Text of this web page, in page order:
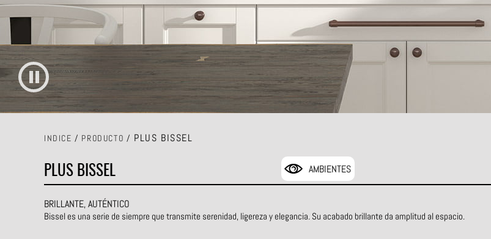
INDICE / PRODUCTO / PLUS BISSEL
PLUS BISSEL AMBIENTES
BRILLANTE, AUTÉNTICO
Bissel es una serie de siempre que transmite serenidad, ligereza y elegancia. Su acabado brillante da amplitud al espacio.